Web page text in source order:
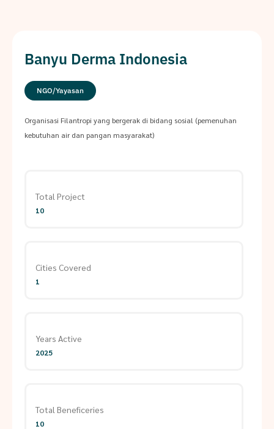
Banyu Derma Indonesia
NGO/Yayasan
Organisasi Filantropi yang bergerak di bidang sosial (pemenuhan
kebutuhan air dan pangan masyarakat)
Total Project
10
Cities Covered
1
Years Active
2025
Total Beneficeries
10